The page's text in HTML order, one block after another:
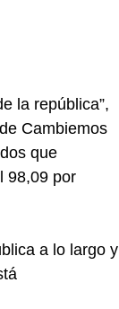
la república”,
Cambiemos
que
98,09 por
a lo largo y